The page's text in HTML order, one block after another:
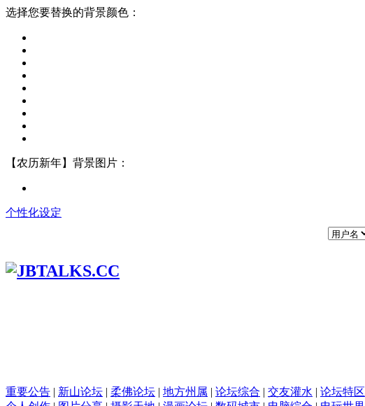
选择您要替换的背景颜色：
【农历新年】背景图片：
个性化设定
重要公告 | 新山论坛 | 柔佛论坛 | 地方州属 | 论坛综合 | 交友灌水 | 论坛特区